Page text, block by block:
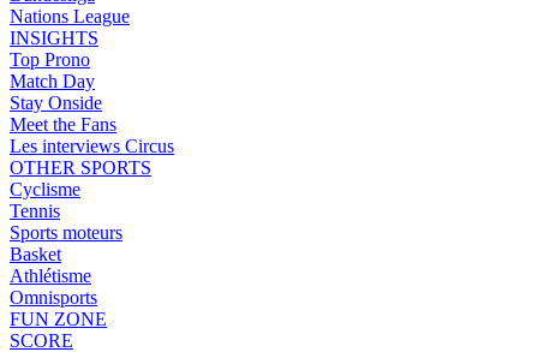
Nations League
INSIGHTS
Top Prono
Match Day
Stay Onside
Meet the Fans
Les interviews Circus
OTHER SPORTS
Cyclisme
Tennis
Sports moteurs
Basket
Athlétisme
Omnisports
FUN ZONE
SCORE